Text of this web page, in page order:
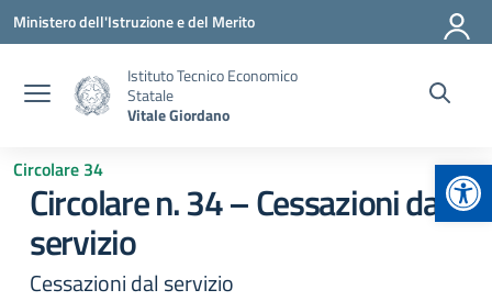
Vai ai contenuti
Vai al menu di navigazione
Vai al footer
Ministero dell'Istruzione e del Merito
Istituto Tecnico Economico
Statale
Vitale Giordano
Circolare 34
Circolare n. 34 – Cessazioni dal
servizio
Cessazioni dal servizio